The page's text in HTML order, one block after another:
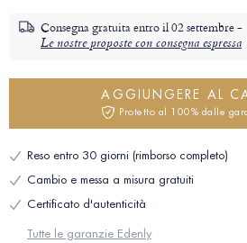
Consegna gratuita entro il02 settembre -
Le nostre proposte con consegna espressa
AGGIUNGERE AL
Protetto al 100% dalle
Reso entro 30 giorni (rimborso completo)
Cambio e messa a misura gratuiti
Certificato d'autenticità
Tutte le garanzie Edenly